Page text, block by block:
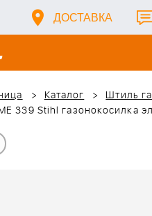
ДОСТАВКА
Каталог
Штиль
339 Stihl газонокосилка